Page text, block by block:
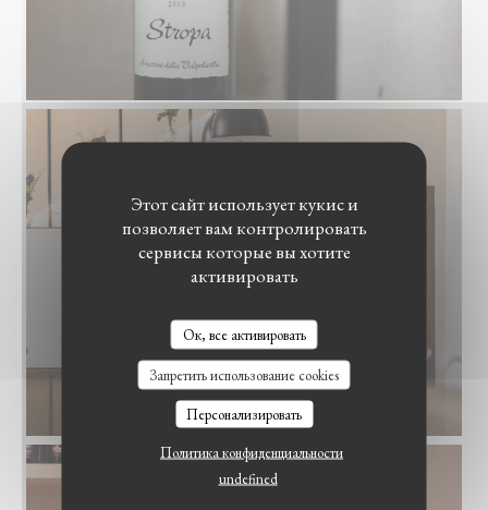
Этот сайт использует кукис и
позволяет вам контролировать
сервисы которые вы хотите
активировать
Ок, все активировать
Запретить использование cookies
Персонализировать
Политика конфиденциальности
undefined